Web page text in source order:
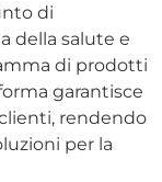
di
della salute e
di prodotti
garantisce
rendendo
per la